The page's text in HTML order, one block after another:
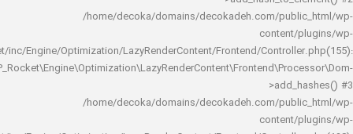
/home/decoka/domains/decokadeh.com/
rocket/inc/Engine/Optimization/LazyRenderContent/Frontend/
/home/decoka/domains/decokadeh.com/